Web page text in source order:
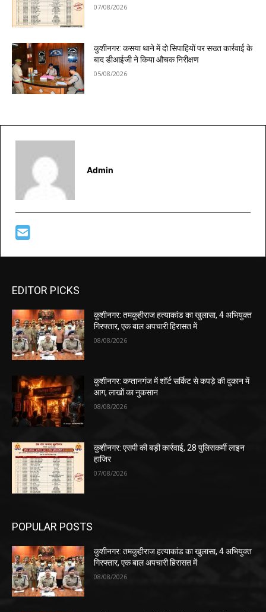
07/08/2026
कुशीनगर: कसया थाने में दो सिपाहियों पर सख्त कार्रवाई के
बाद डीआईजी ने किया औचक निरीक्षण
05/08/2026
Admin
EDITOR PICKS
कुशीनगर: तमकुहीराज हत्याकांड का खुलासा, 4 अभियुक्त
गिरफ्तार, एक बाल अपचारी हिरासत में
08/08/2026
कुशीनगर: कप्तानगंज में शॉर्ट सर्किट से कपड़े की दुकान में
आग, लाखों का नुकसान
08/08/2026
कुशीनगर: एसपी की बड़ी कार्रवाई, 28 पुलिसकर्मी लाइन
हाजिर
07/08/2026
POPULAR POSTS
कुशीनगर: तमकुहीराज हत्याकांड का खुलासा, 4 अभियुक्त
गिरफ्तार, एक बाल अपचारी हिरासत में
08/08/2026